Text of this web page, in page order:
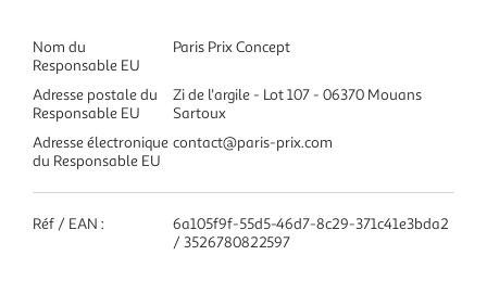
Nom du
Responsable EU
Paris Prix Concept
Adresse postale du
Responsable EU
Zi de l'argile - Lot 107 - 06370 Mouans
Sartoux
Adresse électronique
du Responsable EU
contact@paris-prix.com
Réf / EAN :
6a105f9f-55d5-46d7-8c29-371c41e3bda2
/ 3526780822597